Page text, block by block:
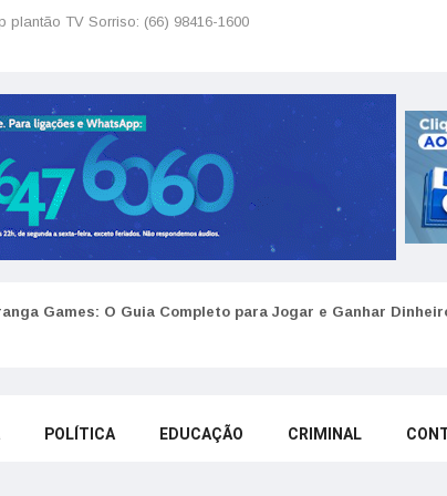
plantão TV Sorriso: (66) 98416-1600
Games: O Guia Completo para Jogar e Ganhar
POLÍTICA EDUCAÇÃO CRIMINAL